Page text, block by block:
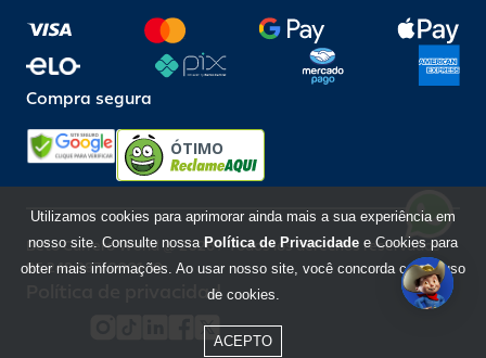
Compra segura
ÓTIMO
Beto Carrero World @ 2026 / Todos los derechos reservados
85.248.987/0001-10
Política de privacidad
Utilizamos cookies para aprimorar ainda mais a sua experiência em
nosso site. Consulte nossa Política de Privacidade e Cookies para
obter mais informações. Ao usar nosso site, você concorda com o uso
de cookies.
ACEPTO